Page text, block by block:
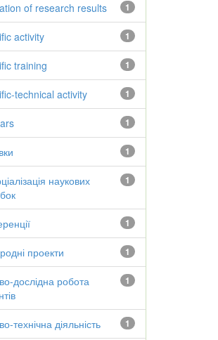
1
of research results
1
activity
1
training
1
technical activity
1
1
1
наукових
1
1
проекти
1
дослідна робота
1
технічна діяльність